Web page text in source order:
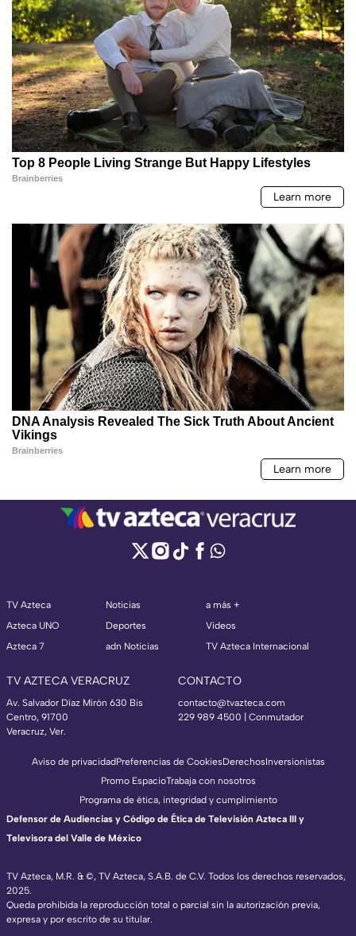
TV Azteca
Azteca UNO
Azteca 7
Noticias
Deportes
adn Noticias
a más +
Videos
TV Azteca Internacional
TV AZTECA VERACRUZ
Av. Salvador Díaz Mirón 630 Bis
Centro, 91700
Veracruz, Ver.
CONTACTO
contacto@tvazteca.com
229 989 4500 | Conmutador
TV Azteca, M.R. & ©, TV Azteca, S.A.B. de C.V. Todos los derechos reservados,
2025.
Queda prohibida la reproducción total o parcial sin la autorización previa,
expresa y por escrito de su titular.
Aviso de privacidadPreferencias de CookiesDerechosInversionistas
Promo EspacioTrabaja con nosotros
Programa de ética, integridad y cumplimiento
Defensor de Audiencias y Código de Ética de Televisión Azteca III y
Televisora del Valle de México